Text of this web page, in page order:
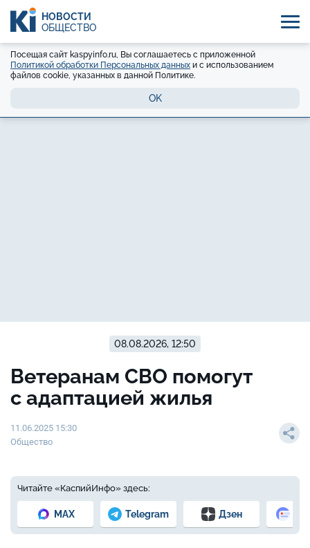
НОВОСТИ
ОБЩЕСТВО
Посещая сайт kaspyinfo.ru, Вы соглашаетесь с приложенной
Политикой обработки Персональных данных и с использованием
файлов cookie, указанных в данной Политике.
OK
08.08.2026, 12:50
Ветеранам СВО помогут
с адаптацией жилья
11.06.2025 15:30
Общество
Читайте «КаспийИнфо» здесь:
MAX Telegram Дзен